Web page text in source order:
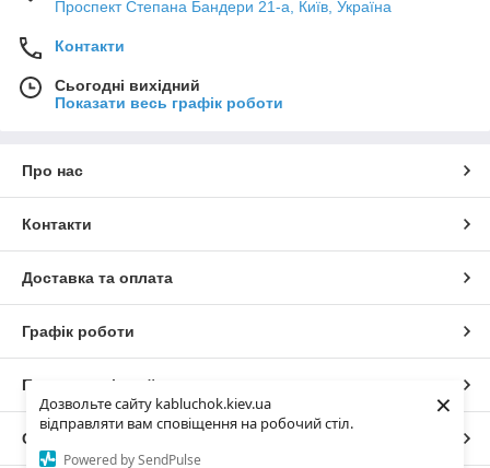
Дозвольте сайту kabluchok.kiev.ua
відправляти вам сповіщення на робочий стіл.
Powered by SendPulse
×
Проспект Степана Бандери 21-а, Київ, Україна
Контакти
Сьогодні вихідний
Показати весь графік роботи
Про нас
Контакти
Доставка та оплата
Графік роботи
Повна версія сайту
Сайт створено на маркетплейсі